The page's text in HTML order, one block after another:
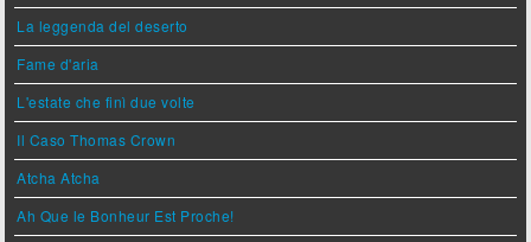
La leggenda del deserto
Fame d'aria
L'estate che finì due volte
Il Caso Thomas Crown
Atcha Atcha
Ah Que le Bonheur Est Proche!